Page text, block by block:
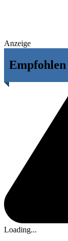
Anzeige
Empfohlen
Loading...